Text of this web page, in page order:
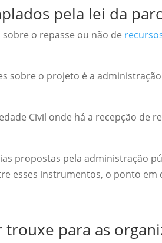
pela lei da
o repasse ou não de
sobre o projeto é a
Civil onde há a recepção de
propostas pela administração
esses instrumentos, o ponto em
para as